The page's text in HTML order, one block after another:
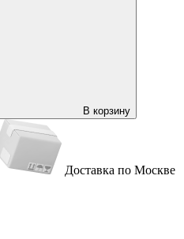
В корзину
Доставка по Москве